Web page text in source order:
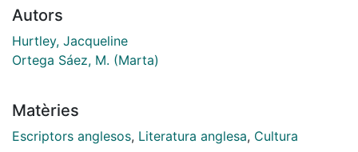
Autors
Hurtley, Jacqueline
Ortega Sáez, M. (Marta)
Matèries
Escriptors anglesos, Literatura anglesa, Cultura